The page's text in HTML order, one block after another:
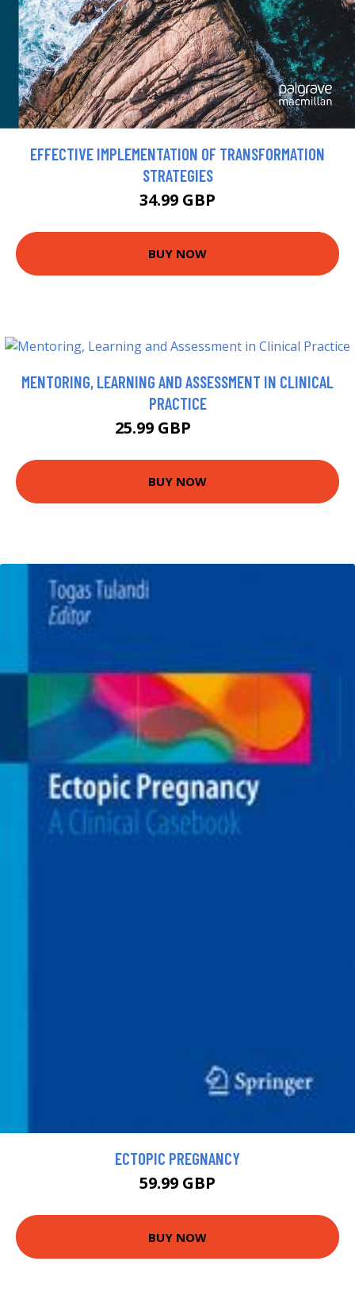
EFFECTIVE IMPLEMENTATION OF TRANSFORMATION
STRATEGIES
34.99 GBP
BUY NOW
MENTORING, LEARNING AND ASSESSMENT IN CLINICAL
PRACTICE
25.99 GBP
BUY NOW
ECTOPIC PREGNANCY
59.99 GBP
BUY NOW